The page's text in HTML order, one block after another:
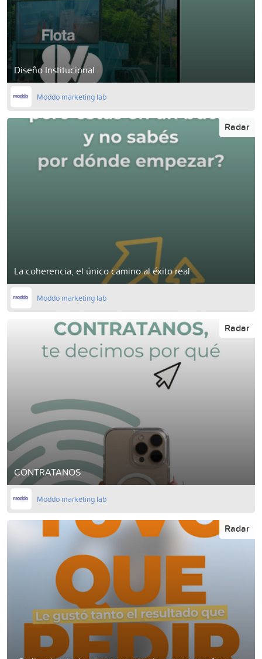
Diseño Institucional
Moddo marketing lab
La coherencia, el único camino al éxito real
Radar
Moddo marketing lab
CONTRATANOS
Radar
Moddo marketing lab
Radar